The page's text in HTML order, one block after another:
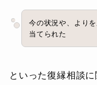
今の状況や、より
当てられた
といった復縁相談